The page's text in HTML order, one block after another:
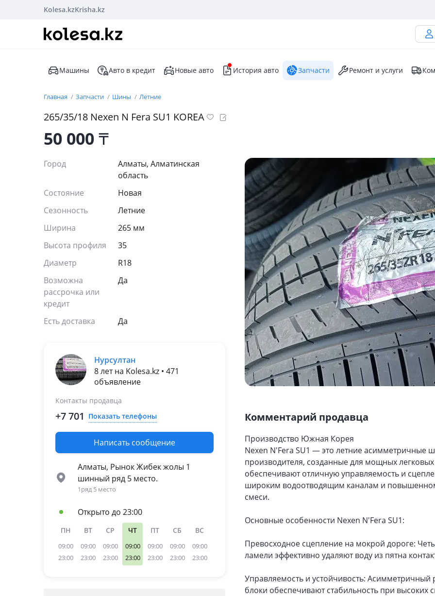
Kolesa.kzKrisha.kz
Машины Авто в кредит Новые авто История авто Запчасти Ремонт и услуги
Главная Запчасти Шины Летние
265/35/18 Nexen N Fera SU1 KOREA
50 000₸
Город
Алматы, Алматинская
область
Состояние
Новая
Сезонность
Летние
Ширина
265 мм
Высота профиля
35
Диаметр
R18
Возможна
рассрочка или
кредит
Да
Есть доставка Да
Нурсултан
8 лет на Kolesa.kz • 471
объявление
Контакты продавца
+7 701 Показать телефоны
Написать сообщение
Алматы, Рынок Жибек жолы 1
шинный ряд 5 место.
1ряд 5 место
Открыто до 23:00
ПН
09:00
23:00
ВТ
09:00
23:00
СР
09:00
23:00
ЧТ
09:00
23:00
ПТ
09:00
23:00
СБ
09:00
23:00
ВС
09:00
23:00
Комментарий продавца
Производство Южная Корея
Nexen N'Fera SU1 — это летние асимметричные
производителя, созданные для мощных
обеспечивают отличную управляемость и
широким водоотводящим каналам и
смеси.
Основные особенности Nexen N'Fera SU1:
Превосходное сцепление на мокрой дороге:
ламели эффективно удаляют воду из пятна
Управляемость и устойчивость:
блоки обеспечивают стабильность при высоких